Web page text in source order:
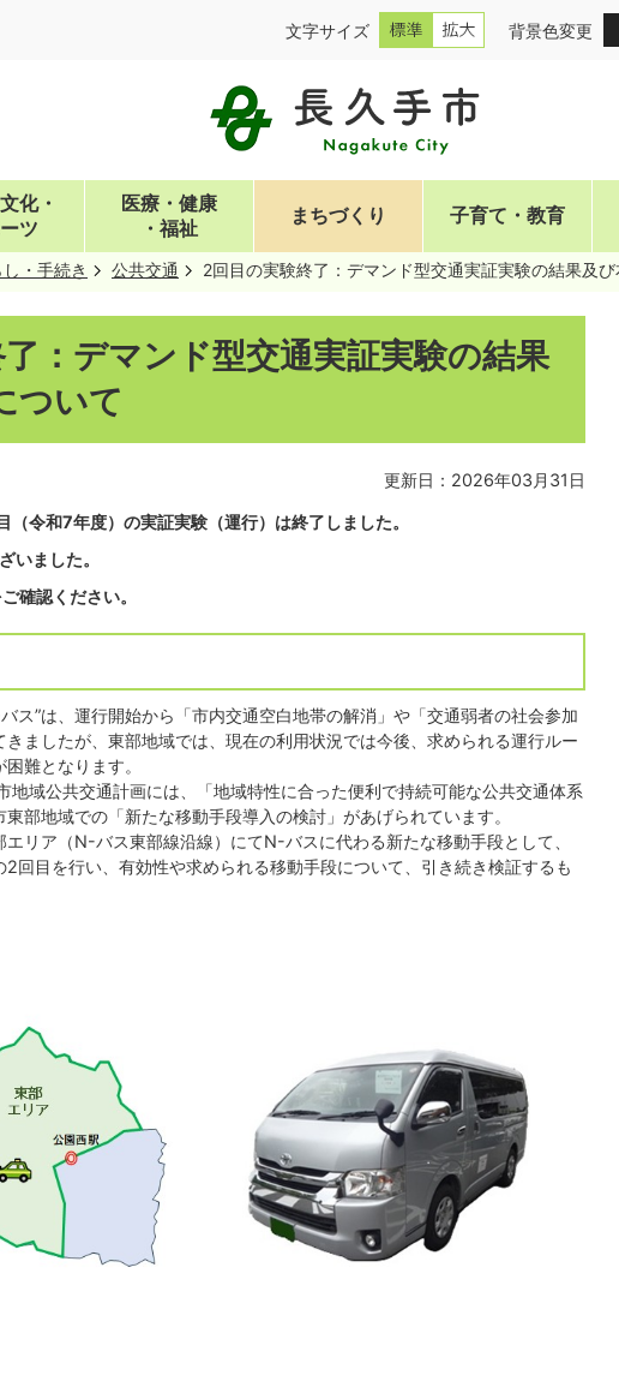
文字サイズ 背景色変更
化・
ツ
医療・健康
・福祉
まちづくり 子育て・教育
し・手続き 公共交通 2回目の実験終了：デマンド型交通実証実験の結果及
：デマンド型交通実証実験の結果
ついて
更新日：2026年03月31日
令和7年度）の実証実験（運行）は終了しました。
いました。
確認ください。
ス”は、運行開始から「市内交通空白地帯の解消」や「交通弱者の社会参加
ましたが、東部地域では、現在の利用状況では今後、求められる運行ルー
難となります。
地域公共交通計画には、「地域特性に合った便利で持続可能な公共交通体系
部地域での「新たな移動手段導入の検討」があげられています。
エリア（N-バス東部線沿線）にてN-バスに代わる新たな移動手段として、
回目を行い、有効性や求められる移動手段について、引き続き検証するも